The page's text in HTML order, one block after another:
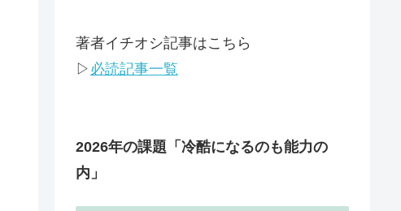
著者イチオシ記事はこちら
▷ 必読記事一覧
2026年の課題 「冷酷になるのも能力の
内」